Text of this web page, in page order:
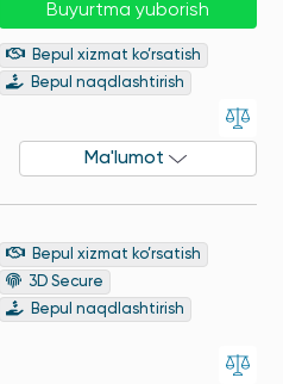
Buyurtma yuborish
Bepul xizmat ko’rsatish
Bepul naqdlashtirish
Ma'lumot
Bepul xizmat ko’rsatish
3D Secure
Bepul naqdlashtirish